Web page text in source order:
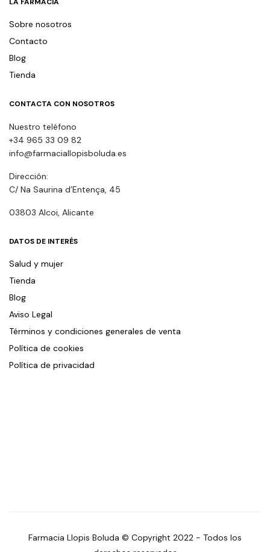
Sobre nosotros
Contacto
Blog
Tienda
CONTACTA CON NOSOTROS
Nuestro teléfono
+34 965 33 09 82
info@farmaciallopisboluda.es
Dirección:
C/ Na Saurina d’Entença, 45
03803 Alcoi, Alicante
DATOS DE INTERÉS
Salud y mujer
Tienda
Blog
Aviso Legal
Términos y condiciones generales de venta
Política de cookies
Política de privacidad
Farmacia Llopis Boluda © Copyright 2022 - Todos los